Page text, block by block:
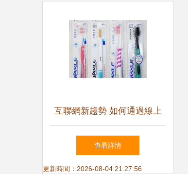
互聯網新趨勢 如何通過線上
渠道做大洗漱用品批發業務
查看詳情
更新時間：2026-08-04 21:27:56